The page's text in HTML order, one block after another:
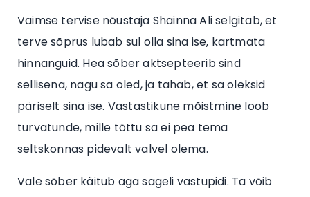
Vaimse tervise nõustaja Shainna Ali selgitab, et
terve sõprus lubab sul olla sina ise, kartmata
hinnanguid. Hea sõber aktsepteerib sind
sellisena, nagu sa oled, ja tahab, et sa oleksid
päriselt sina ise. Vastastikune mõistmine loob
turvatunde, mille tõttu sa ei pea tema
seltskonnas pidevalt valvel olema.
Vale sõber käitub aga sageli vastupidi. Ta võib